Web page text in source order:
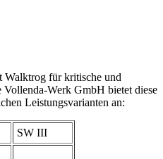
Walktrog für kritische und
Werk GmbH bietet diese
Leistungsvarianten an:
SW III